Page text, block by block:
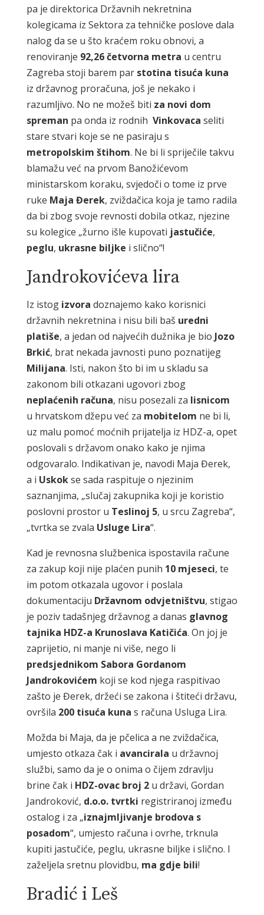
pa je direktorica Državnih nekretnina
kolegicama iz Sektora za tehničke poslove dala
nalog da se u što kraćem roku obnovi, a
renoviranje 92,26 četvorna metra u centru
Zagreba stoji barem par stotina tisuća kuna
iz državnog proračuna, još je nekako i
razumljivo. No ne možeš biti za novi dom
spreman pa onda iz rodnih Vinkovaca seliti
stare stvari koje se ne pasiraju s
metropolskim štihom. Ne bi li spriječile takvu
blamažu već na prvom Banožićevom
ministarskom koraku, svjedoči o tome iz prve
ruke Maja Đerek, zviždačica koja je tamo radila
da bi zbog svoje revnosti dobila otkaz, njezine
su kolegice „žurno išle kupovati jastučiće,
peglu, ukrasne biljke i slično“!
Jandrokovićeva lira
Iz istog izvora doznajemo kako korisnici
državnih nekretnina i nisu bili baš uredni
platiše, a jedan od najvećih dužnika je bio Jozo
Brkić, brat nekada javnosti puno poznatijeg
Milijana. Isti, nakon što bi im u skladu sa
zakonom bili otkazani ugovori zbog
neplaćenih računa, nisu posezali za lisnicom
u hrvatskom džepu već za mobitelom ne bi li,
uz malu pomoć moćnih prijatelja iz HDZ-a, opet
poslovali s državom onako kako je njima
odgovaralo. Indikativan je, navodi Maja Đerek,
a i Uskokse sada raspituje o njezinim
saznanjima, „slučaj zakupnika koji je koristio
poslovni prostor u Teslinoj 5, u srcu Zagreba“,
„tvrtka se zvala Usluge Lira“.
Kad je revnosna službenica ispostavila račune
za zakup koji nije plaćen punih 10 mjeseci, te
im potom otkazala ugovor i poslala
dokumentaciju Državnom odvjetništvu, stigao
je poziv tadašnjeg državnog a danas glavnog
tajnika HDZ-a Krunoslava Katičića. On joj je
zaprijetio, ni manje ni više, nego li
predsjednikom Sabora Gordanom
Jandrokovićem koji se kod njega raspitivao
zašto je Đerek, držeći se zakona i štiteći državu,
ovršila 200 tisuća kuna s računa Usluga Lira.
Možda bi Maja, da je pčelica a ne zviždačica,
umjesto otkaza čak i avancirala u državnoj
službi, samo da je o onima o čijem zdravlju
brine čak i HDZ-ovac broj 2u državi, Gordan
Jandroković, d.o.o. tvrtki registriranoj između
ostalog i za „iznajmljivanje brodova s
posadom“, umjesto računa i ovrhe, trknula
kupiti jastučiće, peglu, ukrasne biljke i slično. I
zaželjela sretnu plovidbu, ma gdje bili!
Bradić i Leš